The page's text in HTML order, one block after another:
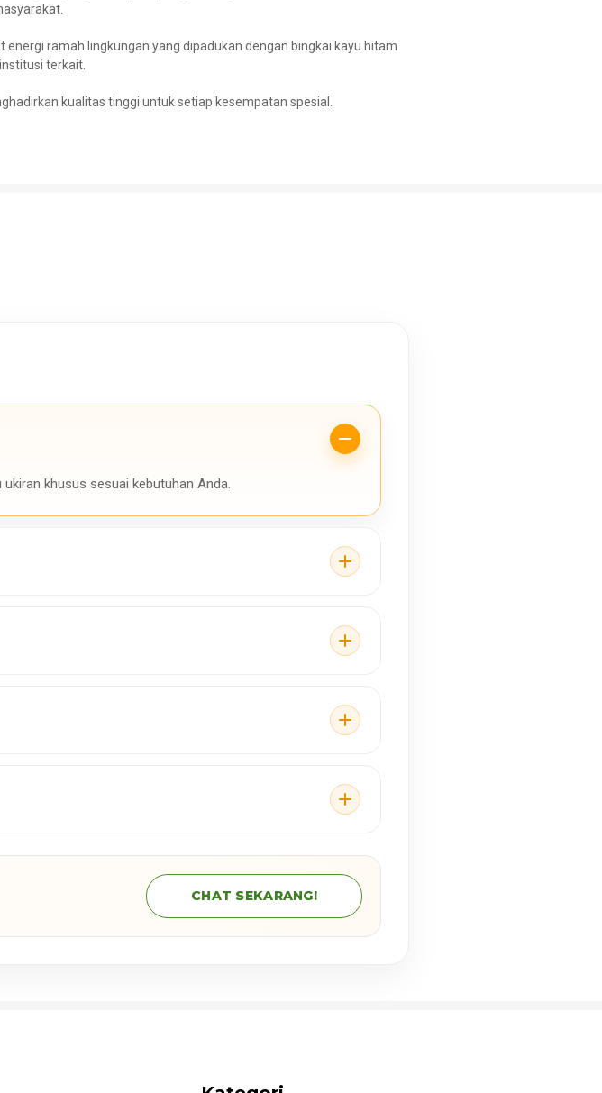
ramah lingkungan yang dipadukan dengan bingkai kayu hitam
terkait.
kualitas tinggi untuk setiap kesempatan spesial.
khusus sesuai kebutuhan Anda.
CHAT SEKARANG!